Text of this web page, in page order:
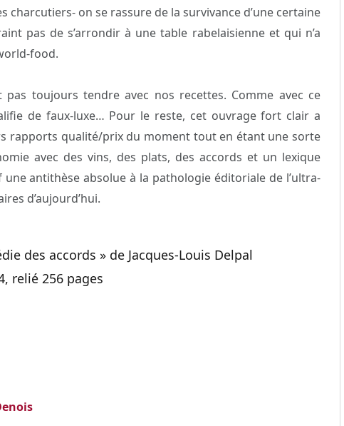
charcutiers- on se rassure de la survivance d’une certaine
pas de s’arrondir à une table rabelaisienne et qui n’a
food.
pas toujours tendre avec nos recettes. Comme avec ce
de faux-luxe… Pour le reste, cet ouvrage fort clair a
rapports qualité/prix du moment tout en étant une sorte
avec des vins, des plats, des accords et un lexique
antithèse absolue à la pathologie éditoriale de l’ultra-
d’aujourd’hui.
des accords » de Jacques-Louis Delpal
relié 256 pages